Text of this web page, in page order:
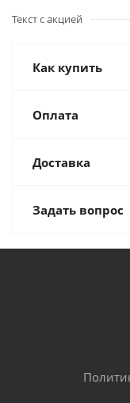
Текст с акцией
Как купить
Оплата
Доставка
Задать вопрос